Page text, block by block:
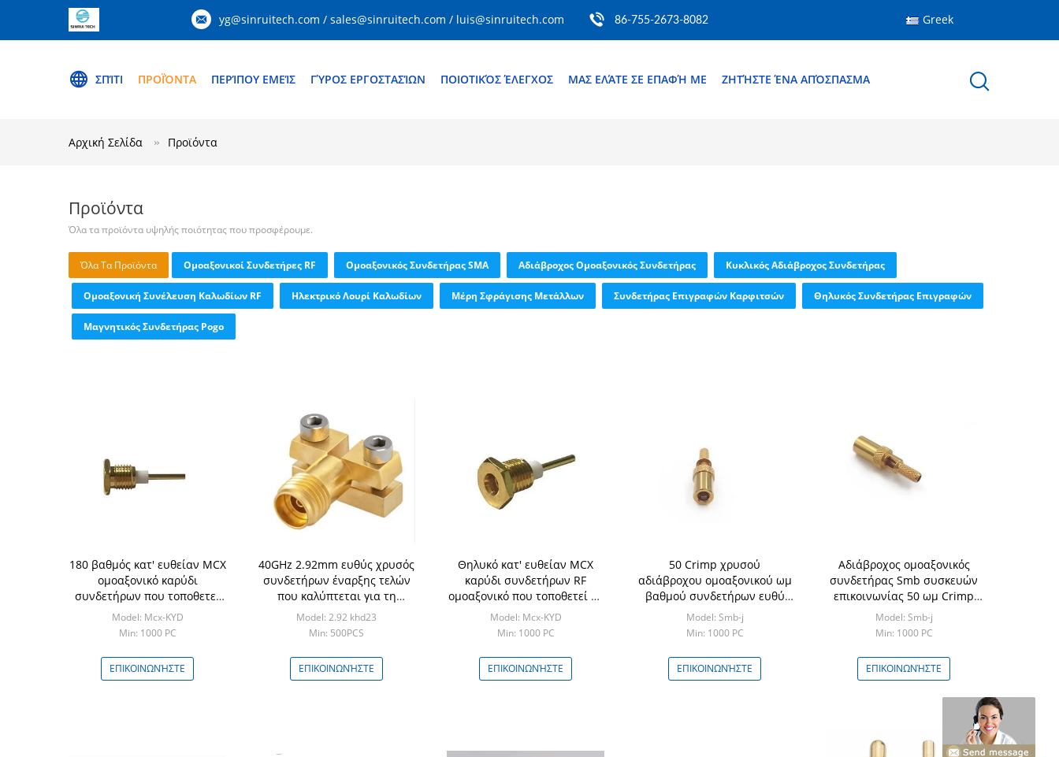
yg@sinruitech.com / sales@sinruitech.com / luis@sinruitech.com 86-755-2673-8082 Greek
ΣΠΊΤΙ ΠΡΟΪΌΝΤΑ ΠΕΡΊΠΟΥ ΕΜΕΊΣ ΓΎΡΟΣ ΕΡΓΟΣΤΑΣΊΩΝ ΠΟΙΟΤΙΚΌΣ ΈΛΕΓΧΟΣ ΜΑΣ ΕΛΆΤΕ ΣΕ ΕΠΑΦΉ ΜΕ ΖΗΤΉΣΤΕ ΈΝΑ ΑΠΌΣΠΑΣΜΑ
Αρχική Σελίδα Προϊόντα
Προϊόντα
Όλα τα προϊόντα υψηλής ποιότητας που προσφέρουμε.
Όλα Τα Προϊόντα Ομοαξονικοί Συνδετήρες RF Ομοαξονικός Συνδετήρας SMA Αδιάβροχος Ομοαξονικός Συνδετήρας Κυκλικός Αδιάβροχος Συνδετήρας
Ομοαξονική Συνέλευση Καλωδίων RF Ηλεκτρικό Λουρί Καλωδίων Μέρη Σφράγισης Μετάλλων Συνδετήρας Επιγραφών Καρφιτσών Θηλυκός Συνδετήρας Επιγραφών
Μαγνητικός Συνδετήρας Pogo
180 βαθμός κατ' ευθείαν MCX
ομοαξονικό καρύδι
συνδετήρων που τοποθετεί
500 Cyles
Model: Mcx-KYD
Min: 1000 PC
ΕΠΙΚΟΙΝΩΝΉΣΤΕ
40GHz 2.92mm ευθύς χρυσός
συνδετήρων έναρξης τελών
που καλύπτεται για τη
δοκιμή PCB
Model: 2.92 khd23
Min: 500PCS
ΕΠΙΚΟΙΝΩΝΉΣΤΕ
Θηλυκό κατ' ευθείαν MCX
καρύδι συνδετήρων RF
ομοαξονικό που τοποθετεί με
το λωρίδα μικροϋπολογιστών
Model: Mcx-KYD
Min: 1000 PC
ΕΠΙΚΟΙΝΩΝΉΣΤΕ
50 Crimp χρυσού
αδιάβροχου ομοαξονικού ωμ
βαθμού συνδετήρων ευθύ
180
Model: Smb-j
Min: 1000 PC
ΕΠΙΚΟΙΝΩΝΉΣΤΕ
Αδιάβροχος ομοαξονικός
συνδετήρας Smb συσκευών
επικοινωνίας 50 ωμ Crimp
για το καλώδιο
Model: Smb-j
Min: 1000 PC
ΕΠΙΚΟΙΝΩΝΉΣΤΕ